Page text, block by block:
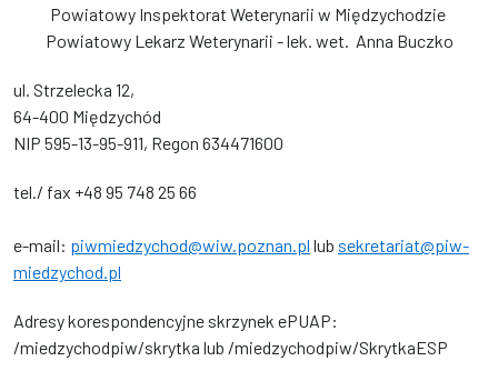
Powiatowy Inspektorat Weterynarii w Międzychodzie
Powiatowy Lekarz Weterynarii - lek. wet. Anna Buczko
ul. Strzelecka 12,
64-400 Międzychód
NIP 595-13-95-911, Regon 634471600
tel./ fax +48 95 748 25 66
e-mail: piwmiedzychod@wiw.poznan.pl lub sekretariat@piw-
miedzychod.pl
Adresy korespondencyjne skrzynek ePUAP:
/miedzychodpiw/skrytka lub /miedzychodpiw/SkrytkaESP